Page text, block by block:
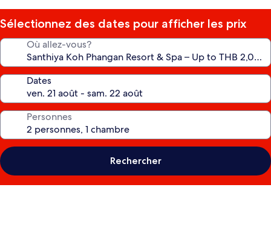
Sélectionnez des dates pour afficher les prix
Où allez-vous?
Dates
Personnes
Rechercher